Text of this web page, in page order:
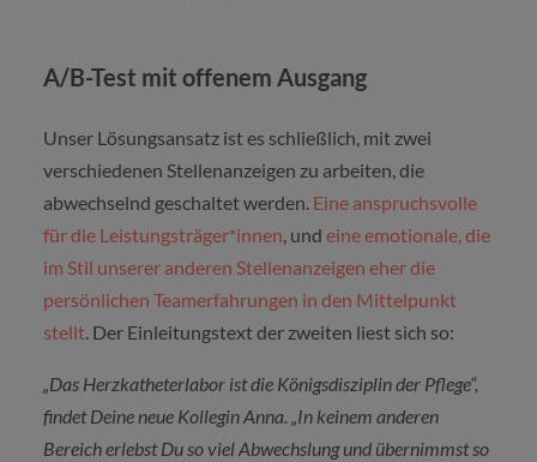
A/B-Test mit offenem Ausgang
Unser Lösungsansatz ist es schließlich, mit zwei
verschiedenen Stellenanzeigen zu arbeiten, die
abwechselnd geschaltet werden. Eine anspruchsvolle
für die Leistungsträger*innen, und eine emotionale, die
im Stil unserer anderen Stellenanzeigen eher die
persönlichen Teamerfahrungen in den Mittelpunkt
stellt. Der Einleitungstext der zweiten liest sich so:
„Das Herzkatheterlabor ist die Königsdisziplin der Pflege“,
findet Deine neue Kollegin Anna. „In keinem anderen
Bereich erlebst Du so viel Abwechslung und übernimmst so